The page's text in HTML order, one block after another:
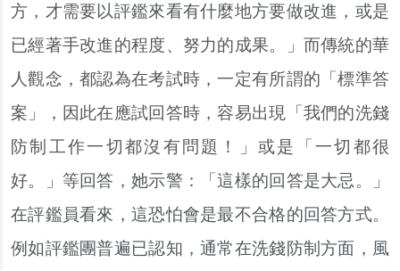
方，才需要以評鑑來看有什麼地方要做改進，或是
已經著手改進的程度、努力的成果。」而傳統的華
人觀念，都認為在考試時，一定有所謂的「標準答
案」，因此在應試回答時，容易出現「我們的洗錢
防制工作一切都沒有問題！」或是「一切都很
好。」等回答，她示警：「這樣的回答是大忌。」
在評鑑員看來，這恐怕會是最不合格的回答方式。
例如評鑑團普遍已認知，通常在洗錢防制方面，風